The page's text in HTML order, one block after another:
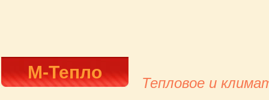
М-Тепло
Тепловое и